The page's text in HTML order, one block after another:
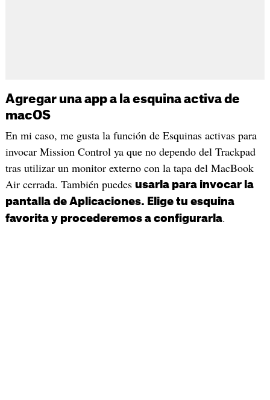
Agregar una app a la esquina activa de
macOS
En mi caso, me gusta la función de Esquinas activas para
invocar Mission Control ya que no dependo del Trackpad
tras utilizar un monitor externo con la tapa del MacBook
Air cerrada. También puedes usarla para invocar la
pantalla de Aplicaciones. Elige tu esquina
favorita y procederemos a configurarla.